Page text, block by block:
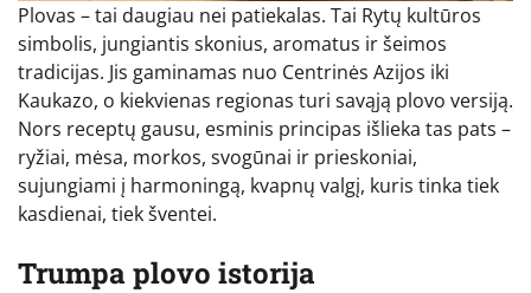
Plovas – tai daugiau nei patiekalas. Tai Rytų kultūros
simbolis, jungiantis skonius, aromatus ir šeimos
tradicijas. Jis gaminamas nuo Centrinės Azijos iki
Kaukazo, o kiekvienas regionas turi savąją plovo versiją.
Nors receptų gausu, esminis principas išlieka tas pats –
ryžiai, mėsa, morkos, svogūnai ir prieskoniai,
sujungiami į harmoningą, kvapnų valgį, kuris tinka tiek
kasdienai, tiek šventei.
Trumpa plovo istorija